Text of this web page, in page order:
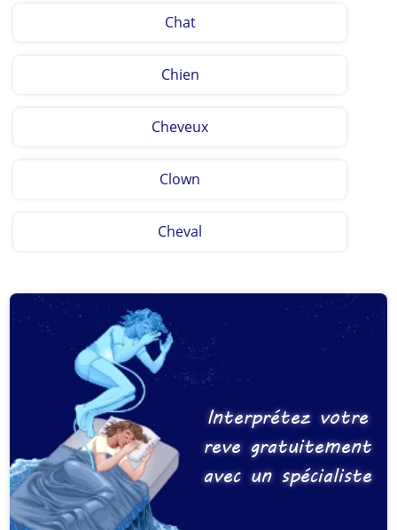
Chat
Chien
Cheveux
Clown
Cheval
Interprétez votre
reve gratuitement
avec un spécialiste